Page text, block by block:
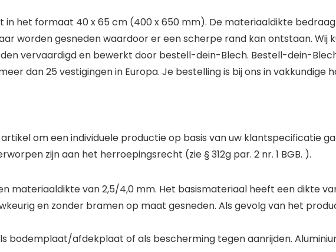
in het formaat 40 x 65 cm (400 x 650 mm). De materiaaldikte
worden gesneden waardoor er een scherpe rand kan ontstaan. Wij
vervaardigd en bewerkt door bestell-dein-Blech. Bestell-dein-
dan 25 vestigingen in Europa. Je bestelling is bij ons in vakkundige
om een individuele productie op basis van uw klantspecificatie
zijn aan het herroepingsrecht (zie § 312g par. 2 nr. 1 BGB. ).
materiaaldikte van 2,5/4,0 mm. Het basismateriaal heeft een dikte
en zonder bramen op maat gesneden. Als gevolg van het
bodemplaat/afdekplaat of als bescherming tegen aanrijden.